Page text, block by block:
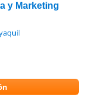
y Marketing